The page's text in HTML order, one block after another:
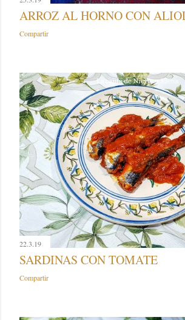
ARROZ AL HORNO CON
Compartir
22.3.19
SARDINAS CON TOMATE
Compartir